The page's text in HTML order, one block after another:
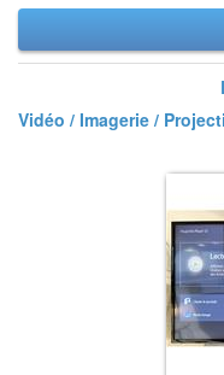
Vidéo / Imagerie /